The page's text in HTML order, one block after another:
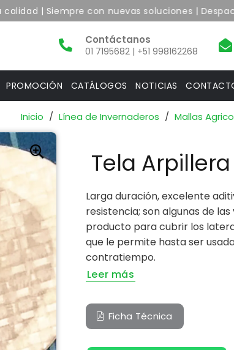
| Siempre con nuevas soluciones |
01 7195682 | +51 998162268
PROMOCIÓN CATÁLOGOS NOTICIAS
Inicio / Línea de Invernaderos / Mallas
Tela
Larga duración, excelente
resistencia; son algunas de
producto para cubrir los
que le permite hasta ser
contratiempo.
Leer más
Ficha Técnica